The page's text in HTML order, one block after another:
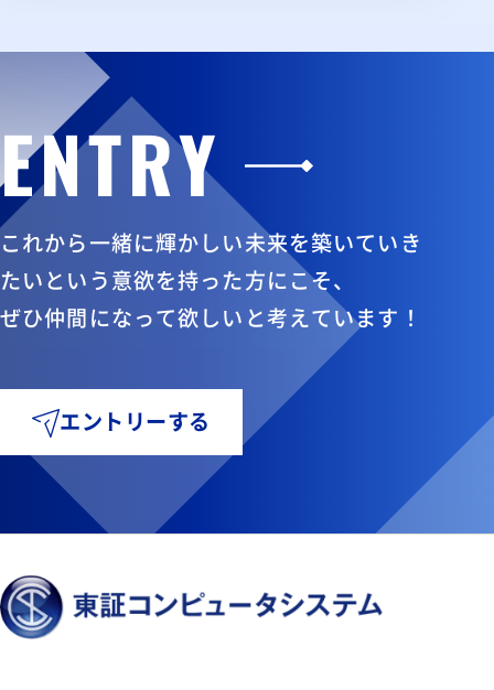
ENTRY
これから一緒に輝かしい未来を築いていき
たいという意欲を持った方にこそ、
ぜひ仲間になって欲しいと考えています！
エントリーする